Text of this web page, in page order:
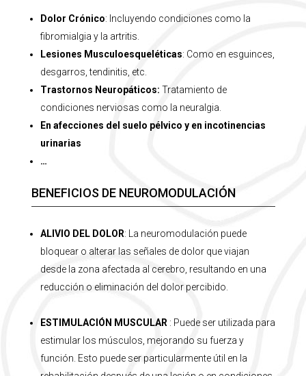
Dolor Crónico: Incluyendo condiciones como la
fibromialgia y la artritis.
Lesiones Musculoesqueléticas: Como en esguinces,
desgarros,tendinitis, etc.
Trastornos Neuropáticos: Tratamiento de
condiciones nerviosas como la neuralgia.
En afecciones del suelo pélvico y en incotinencias
urinarias
…
BENEFICIOS DE NEUROMODULACIÓN
ALIVIO DEL DOLOR: La neuromodulación puede
bloquear o alterar las señales de dolor que viajan
desde la zona afectada al cerebro, resultando en una
reducción o eliminación del dolor percibido.
ESTIMULACIÓN MUSCULAR : Puede ser utilizada para
estimular los músculos, mejorando su fuerza y
función. Esto puede ser particularmente útil en la